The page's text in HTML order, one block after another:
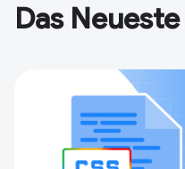
Das